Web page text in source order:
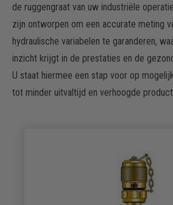
de ruggengraat van uw industriële
zijn ontworpen om een accurate meting
hydraulische variabelen te garanderen,
inzicht krijgt in de prestaties en de
U staat hiermee een stap voor op
tot minder uitvaltijd en verhoogde